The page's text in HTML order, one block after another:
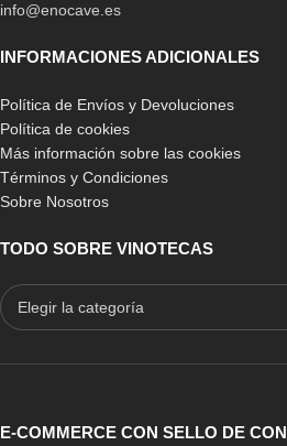
Vinoteca Climadiff CUVEE18
249,00€ 194,15
-28% -
info@enocave.es
INFORMACIONES ADICIONALES
Política de Envíos y Devoluciones
Política de cookies
Más información sobre las cookies
Términos y Condiciones
Sobre Nosotros
TODO SOBRE VINOTECAS
E-COMMERCE CON SELLO DE